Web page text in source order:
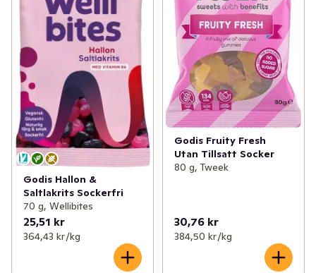
Godis Hallon &
Saltlakrits Sockerfri
70 g, Wellibites
25,51 kr
364,43 kr /kg
Godis Fruity Fresh
Utan Tillsatt Socker
80 g, Tweek
30,76 kr
384,50 kr /kg